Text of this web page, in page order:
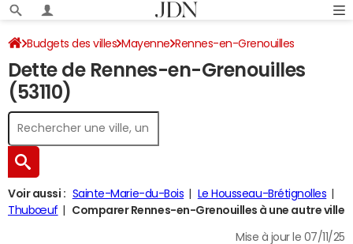
Budgets des villes Mayenne Rennes-en-Grenouilles
Dette au 31/12/2024
Dette de Rennes-en-Grenouilles
(53110)
Voir aussi : Sainte-Marie-du-Bois
Le Housseau-Brétignolles
Thubœuf
Comparer Rennes-en-Grenouilles à une autre ville
Mise à jour le 07/11/25